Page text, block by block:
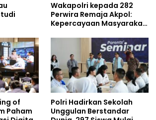
Wakapolri kepada 282
Perwira Remaja Akpol:
Kepercayaan Masyarakat
of
Paham
Polri Hadirkan Sekolah
Unggulan Berstandar